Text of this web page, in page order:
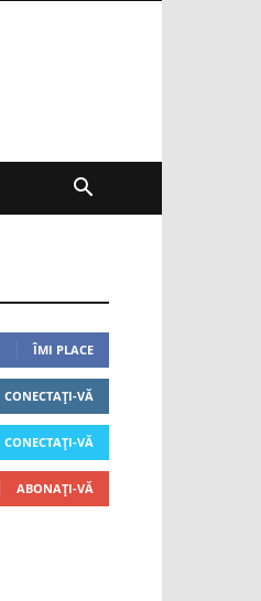
ÎMI PLACE
CONECTAȚI-VĂ
CONECTAȚI-VĂ
ABONAȚI-VĂ